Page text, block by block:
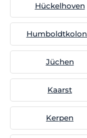
Hückelhoven
Jüchen
Kaarst
Kerpen